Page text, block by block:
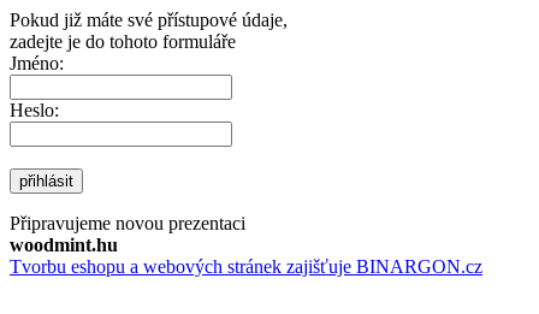
Pokud již máte své přístupové údaje,
zadejte je do tohoto formuláře
Jméno:
Heslo:
přihlásit
Připravujeme novou prezentaci
woodmint.hu
Tvorbu eshopu a webových stránek zajišťuje BINARGON.cz